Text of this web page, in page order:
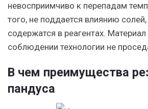
невосприимчиво к перепадам
того, не поддается влиянию
содержатся в реагентах.
соблюдении технологии не
В чем преимущества
пандуса